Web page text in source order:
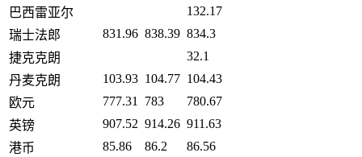
巴西雷亚尔
132.17
瑞士法郎
831.96 838.39 834.3
捷克克朗
32.1
丹麦克朗
103.93 104.77 104.43
欧元
777.31 783
780.67
英镑
907.52 914.26 911.63
港币
85.86 86.2
86.56